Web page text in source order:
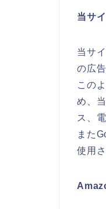
当サ
当サ
の広
この
め、
ス、
また
使用